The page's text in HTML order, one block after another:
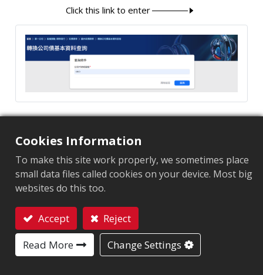
Click this link to enter
让我们应对您的 RFID 挑战
我们经验丰富的团队随时准备好讨论您的具体需求，并
为您的行业推荐最合适的 RFID 标签解决方案
Cookies Information
To make this site work properly, we sometimes place
small data files called cookies on your device. Most big
websites do this too.
Accept
Reject
Read More
Change Settings